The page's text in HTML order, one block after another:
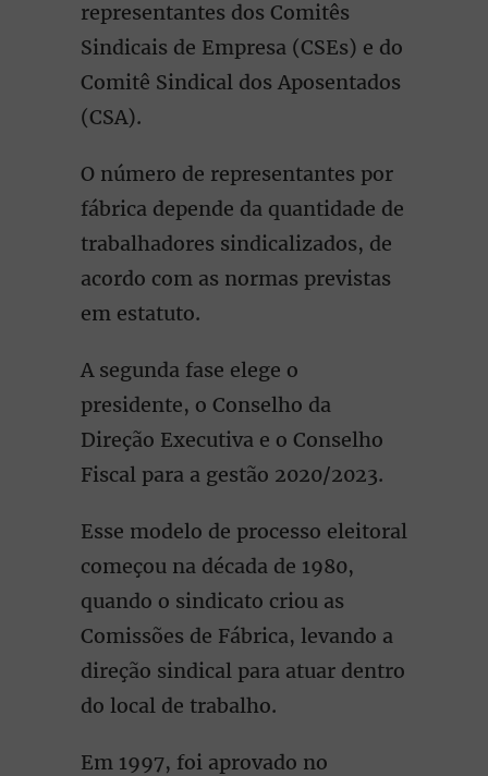
representantes dos Comitês
Sindicais de Empresa (CSEs) e do
Comitê Sindical dos Aposentados
(CSA).
O número de representantes por
fábrica depende da quantidade de
trabalhadores sindicalizados, de
acordo com as normas previstas
em estatuto.
A segunda fase elege o
presidente, o Conselho da
Direção Executiva e o Conselho
Fiscal para a gestão 2020/2023.
Esse modelo de processo eleitoral
começou na década de 1980,
quando o sindicato criou as
Comissões de Fábrica, levando a
direção sindical para atuar dentro
do local de trabalho.
Em 1997, foi aprovado no